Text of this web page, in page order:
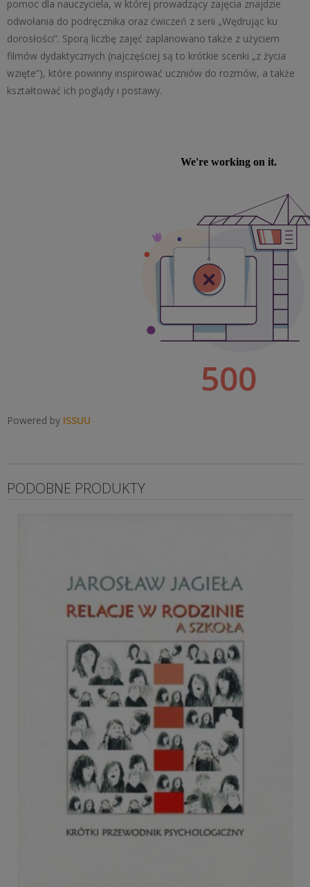
liceum
ogólnokształcącego,
technikum,
szkoły
branżowej
pomoc dla nauczyciela, w której prowadzący zajęcia znajdzie
odwołania do podręcznika oraz ćwiczeń z serii „Wędrując ku
dorosłości”. Sporą liczbę zajęć zaplanowano także z użyciem
filmów dydaktycznych (najczęściej są to krótkie scenki „z życia
wzięte”), które powinny inspirować uczniów do rozmów, a także
kształtować ich poglądy i postawy.
Powered by ISSUU
PODOBNE PRODUKTY